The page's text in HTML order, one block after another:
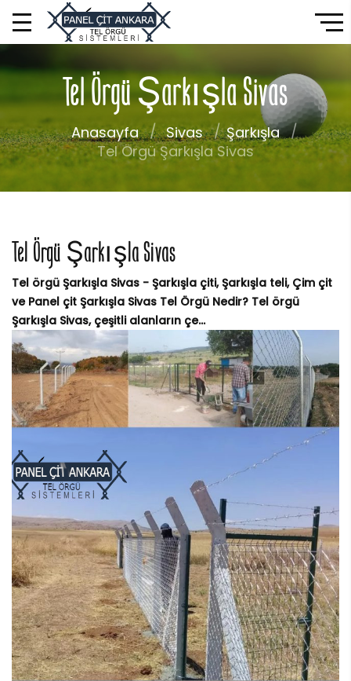
Tel Örgü Şarkışla Sivas
Anasayfa Sivas
Şarkışla
Tel Örgü Şarkışla Sivas
Tel Örgü Şarkışla Sivas
Tel örgü Şarkışla Sivas - Şarkışla çiti, Şarkışla teli, Çim çit
ve Panel çit Şarkışla Sivas Tel Örgü Nedir? Tel örgü
Şarkışla Sivas, çeşitli alanların çe...